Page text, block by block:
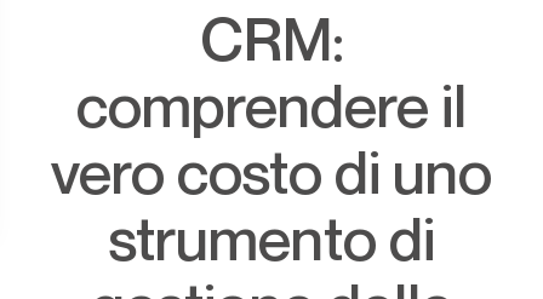
CRM:
comprendere il
vero costo di uno
strumento di